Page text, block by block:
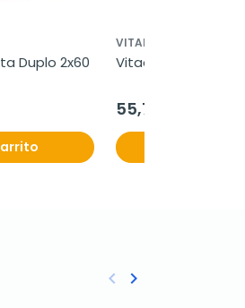
Duplo 2x60
VITAE
Vitae Oliovita, 150
55,76 €
Anterior
keyboard_arrow_left Siguiente
keyboard_arrow_right